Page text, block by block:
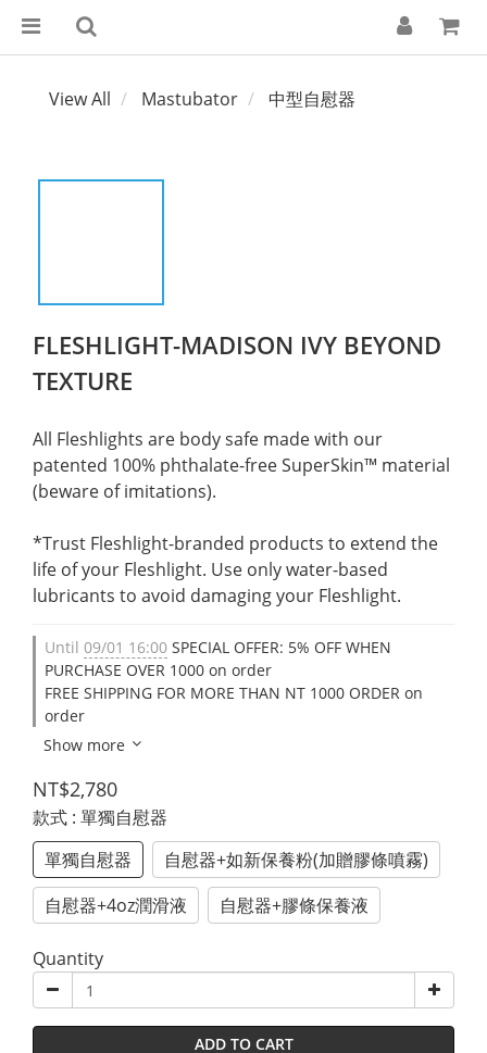
View All Mastubator 中型自慰器
FLESHLIGHT-MADISON IVY BEYOND
TEXTURE
All Fleshlights are body safe made with our
patented 100% phthalate-free SuperSkin™ material
(beware of imitations).
*Trust Fleshlight-branded products to extend the
life of your Fleshlight. Use only water-based
lubricants to avoid damaging your Fleshlight.
Until 09/01 16:00 SPECIAL OFFER: 5% OFF WHEN
PURCHASE OVER 1000 on order
FREE SHIPPING FOR MORE THAN NT 1000 ORDER on
order
Show more
NT$2,780
款式 : 單獨自慰器
單獨自慰器
自慰器+如新保養粉(加贈膠條噴霧)
自慰器+4oz潤滑液
自慰器+膠條保養液
Quantity
ADD TO CART